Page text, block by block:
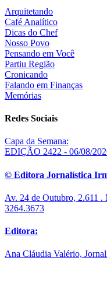
Arquitetando
Café Analítico
Dicas do Chef
Nosso Povo
Pensando em Você
Partiu Região
Cronicando
Falando em Finanças
Memórias
Redes Sociais
Capa da Semana:
EDIÇÃO 2422 - 06/08/
© Editora Jornalística
Av. 24 de Outubro, 2.611 .
3264.3673
Editora:
Ana Cláudia Valério,